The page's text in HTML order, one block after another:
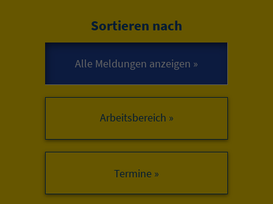
Sortieren nach
Arbeitsbereich »